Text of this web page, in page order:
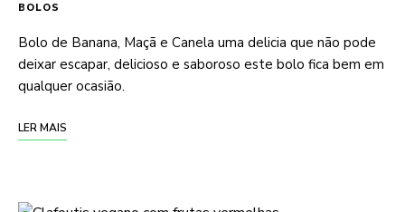
BOLOS
Bolo de Banana, Maçã e Canela uma delicia que não pode
deixar escapar, delicioso e saboroso este bolo fica bem em
qualquer ocasião.
LER MAIS